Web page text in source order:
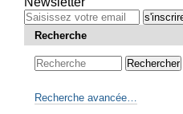
contenu.
AllerRecherche
Recherche avancée…